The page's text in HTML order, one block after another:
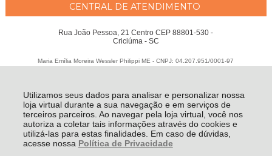
Utilizamos seus dados para analisar e personalizar nossa
loja virtual durante a sua navegação e em serviços de
terceiros parceiros. Ao navegar pela loja virtual, você nos
autoriza a coletar tais informações através do cookies e
utilizá-las para estas finalidades. Em caso de dúvidas,
acesse nossa Política de Privacidade
CENTRAL DE ATENDIMENTO
Rua João Pessoa, 21 Centro CEP 88801-530 -
Criciúma - SC
Maria Emília Moreira Wessler Philippi ME - CNPJ: 04.207.951/0001-97